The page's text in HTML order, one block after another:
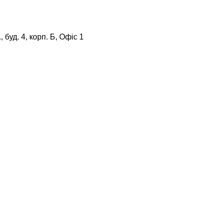
буд. 4, корп. Б, Офіс 1